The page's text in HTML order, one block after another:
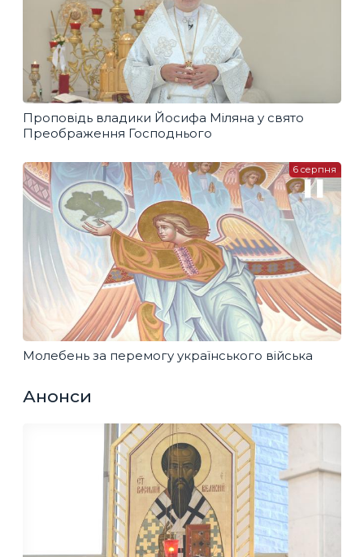
Проповідь владики Йосифа Міляна у свято
Преображення Господнього
Молебень за перемогу українського війська
6 серпня
Анонси